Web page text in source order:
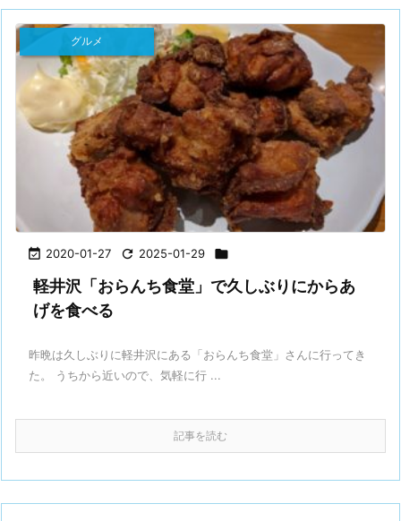
 2020-01-27  2025-01-29 
グルメ
軽井沢「おらんち食堂」で久しぶりにからあ
げを食べる
昨晩は久しぶりに軽井沢にある「おらんち食堂」さんに行ってき
た。 うちから近いので、気軽に行 ...
記事を読む